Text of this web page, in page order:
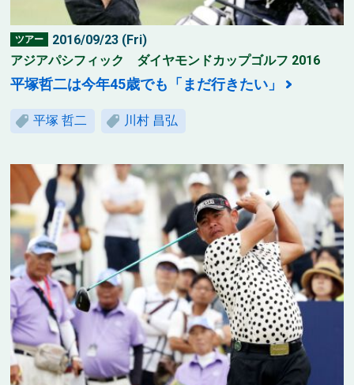
ツアー
2016/09/23 (Fri)
アジアパシフィック ダイヤモンドカップゴルフ 2016
平塚哲二は今年45歳でも「まだ行きたい」
平塚 哲二 川村 昌弘